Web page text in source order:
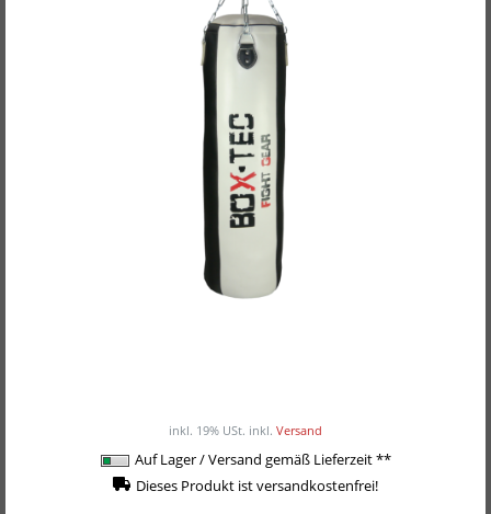
inkl. 19% USt. inkl. Versand
Auf Lager / Versand gemäß Lieferzeit **
Dieses Produkt ist versandkostenfrei!